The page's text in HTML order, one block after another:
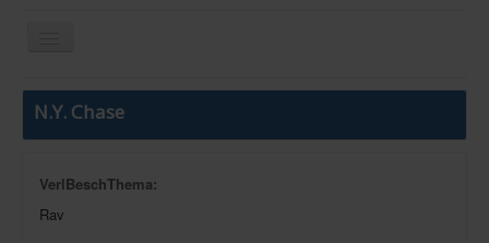
Start
N.Y. Chase
VerlBeschThema:
Rav